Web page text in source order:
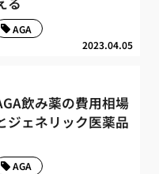
2023.04.05
AGA
飲み薬の費用相場
ジェネリック医薬品
AGA